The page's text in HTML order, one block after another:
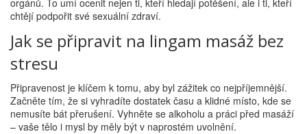
orgánů. To umí ocenit nejen ti, kteří hledají potěšení, ale i ti, kteří
chtějí podpořit své sexuální zdraví.
Jak se připravit na lingam masáž bez
stresu
Připravenost je klíčem k tomu, aby byl zážitek co nejpříjemnější.
Začněte tím, že si vyhradíte dostatek času a klidné místo, kde se
nemusíte bát přerušení. Vyhněte se alkoholu a práci před masáží
– vaše tělo i mysl by měly být v naprostém uvolnění.